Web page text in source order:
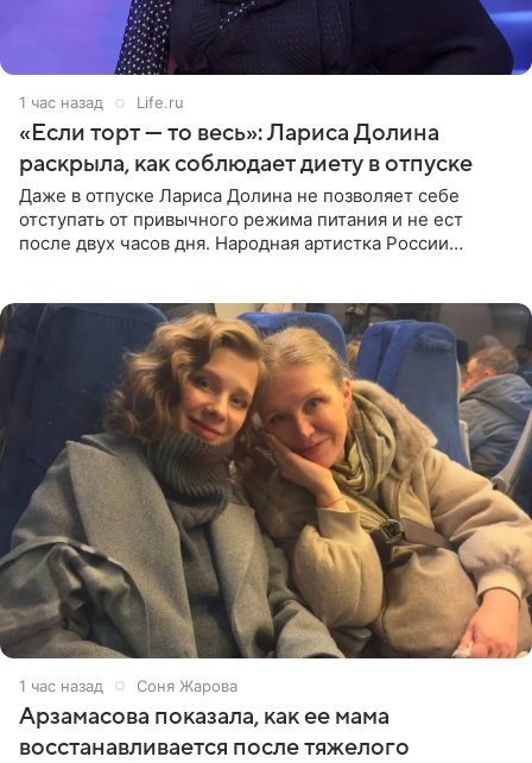
1 час назад Life.ru
«Если торт — то весь»: Лариса Долина
раскрыла, как соблюдает диету в отпуске
Даже в отпуске Лариса Долина не позволяет себе
отступать от привычного режима питания и не ест
после двух часов дня. Народная артистка России
1 час назад Соня Жарова
Арзамасова показала, как ее мама
восстанавливается после тяжелого